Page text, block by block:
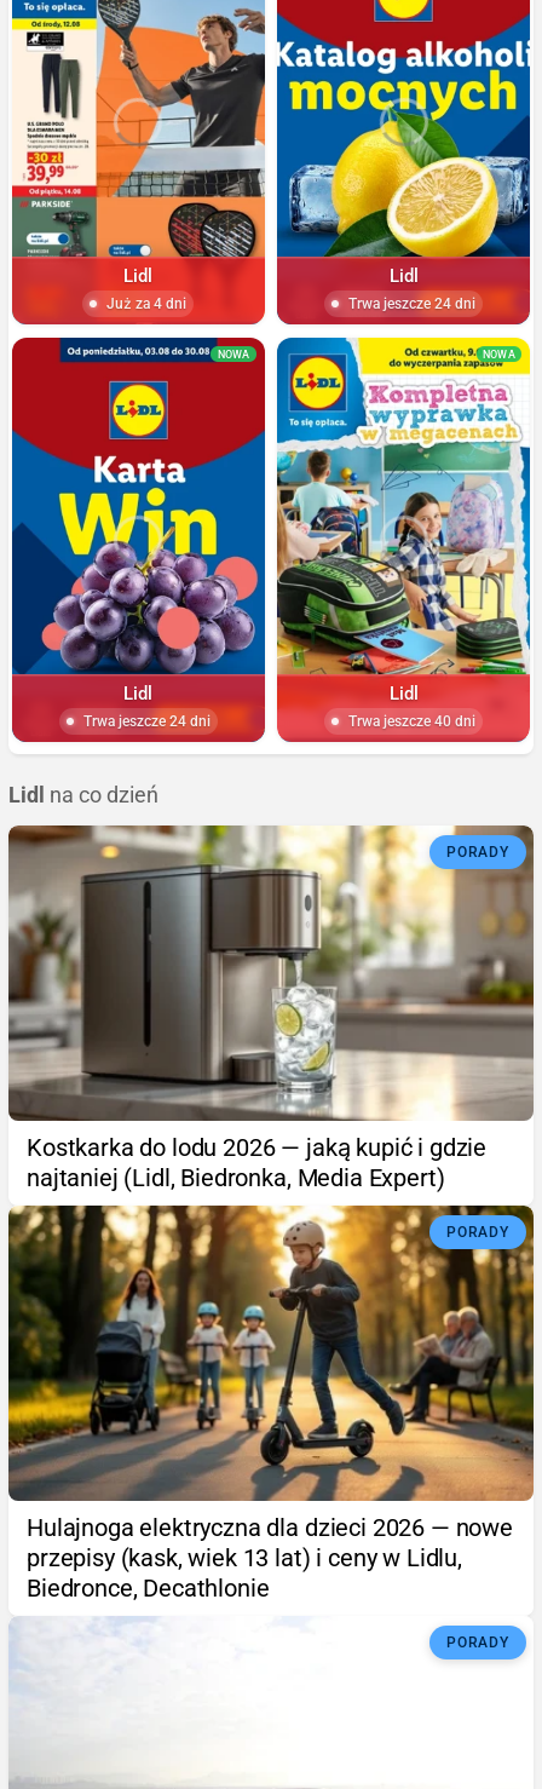
Lidl
Już za 4 dni
Lidl
Trwa jeszcze 24 dni
NOWA
Lidl
Trwa jeszcze 24 dni
NOWA
Lidl
Trwa jeszcze 40 dni
Lidl na co dzień
PORADY
Kostkarka do lodu 2026 — jaką kupić i gdzie
najtaniej (Lidl, Biedronka, Media Expert)
PORADY
Hulajnoga elektryczna dla dzieci 2026 — nowe
przepisy (kask, wiek 13 lat) i ceny w Lidlu,
Biedronce, Decathlonie
PORADY